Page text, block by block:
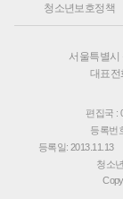
청소년보호정책
서울특별시
대표전
편집국 :
등록번
등록일: 2013.11.13
청소